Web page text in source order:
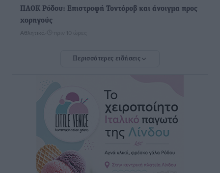
ΠΑΟΚ Ρόδου: Επιστροφή Τοντόροβ και άνοιγμα προς
χορηγούς
Αθλητικά πριν 10 ώρες
Rhodes Beyond Summer – Εκεί που το καλοκαίρι
Τοπικές Ειδήσεις
Κικίλιας: Μειώθηκαν κατά 34% οι μεταναστευτικές
ροές στα θαλάσσια σύνορα
πριν 10 ώρες
Κως: Γερμανός τουρίστας κέρδισε αποζημίωση 900
Περισσότερες ειδήσεις